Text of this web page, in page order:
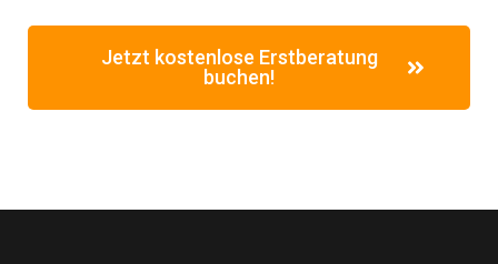
Jetzt kostenlose Erstberatung
buchen!